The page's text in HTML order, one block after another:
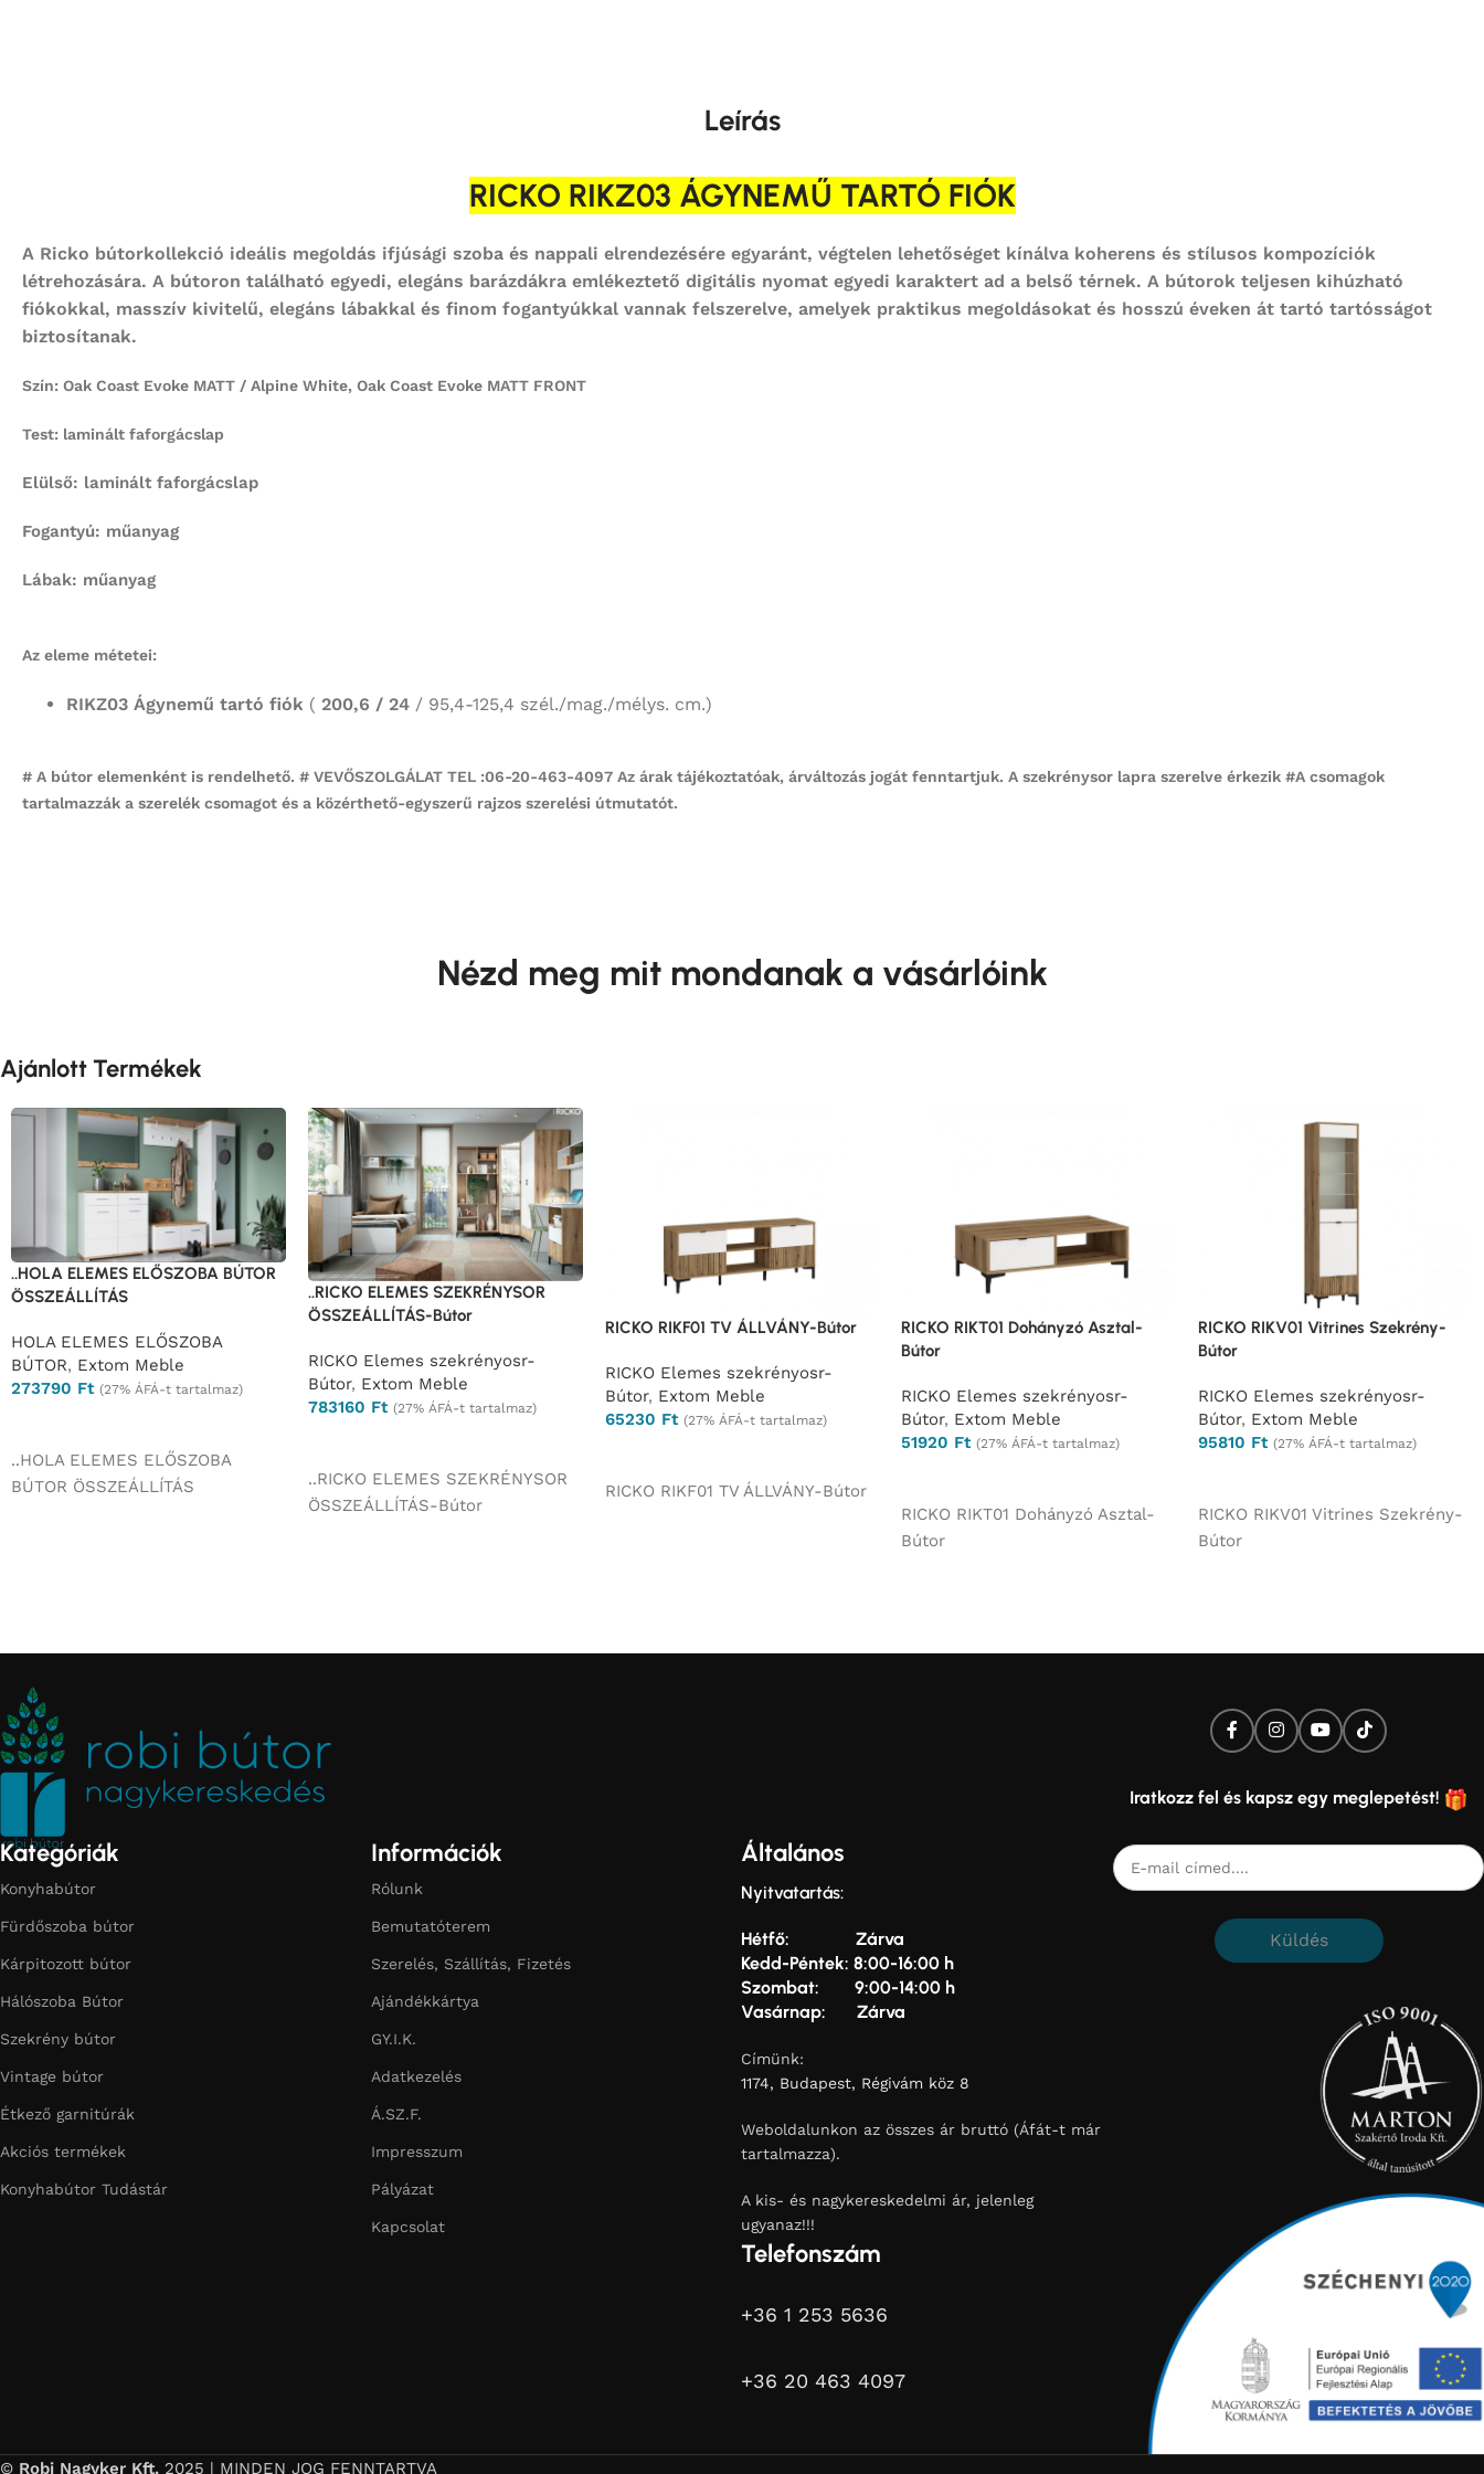
Leírás
RICKO RIKZ03 ÁGYNEMŰ TARTÓ FIÓK
A Ricko bútorkollekció ideális megoldás ifjúsági szoba és nappali elrendezésére egyaránt, végtelen lehetőséget kínálva koherens és stílusos kompozíciók
létrehozására. A bútoron található egyedi, elegáns barázdákra emlékeztető digitális nyomat egyedi karaktert ad a belső térnek. A bútorok teljesen kihúzható
fiókokkal, masszív kivitelű, elegáns lábakkal és finom fogantyúkkal vannak felszerelve, amelyek praktikus megoldásokat és hosszú éveken át tartó tartósságot
biztosítanak.
Szín: Oak Coast Evoke MATT / Alpine White, Oak Coast Evoke MATT FRONT
Test: laminált faforgácslap
Elülső: laminált faforgácslap
Fogantyú: műanyag
Lábak: műanyag
Az eleme métetei:
RIKZ03 Ágynemű tartó fiók ( 200,6 / 24 / 95,4-125,4 szél./mag./mélys. cm.)
# A bútor elemenként is rendelhető. # VEVŐSZOLGÁLAT TEL :06-20-463-4097 Az árak tájékoztatóak, árváltozás jogát fenntartjuk. A szekrénysor lapra szerelve érkezik #A csomagok
tartalmazzák a szerelék csomagot és a közérthető-egyszerű rajzos szerelési útmutatót.
Nézd meg mit mondanak a vásárlóink
Ajánlott Termékek
..HOLA ELEMES ELŐSZOBA BÚTOR
ÖSSZEÁLLÍTÁS
HOLA ELEMES ELŐSZOBA
BÚTOR, Extom Meble
273790 Ft (27% ÁFÁ-t tartalmaz)
..HOLA ELEMES ELŐSZOBA
BÚTOR ÖSSZEÁLLÍTÁS
..RICKO ELEMES SZEKRÉNYSOR
ÖSSZEÁLLÍTÁS-Bútor
RICKO Elemes szekrényosr-
Bútor, Extom Meble
783160 Ft (27% ÁFÁ-t tartalmaz)
..RICKO ELEMES SZEKRÉNYSOR
ÖSSZEÁLLÍTÁS-Bútor
RICKO RIKF01 TV ÁLLVÁNY-Bútor
RICKO Elemes szekrényosr-
Bútor, Extom Meble
65230 Ft (27% ÁFÁ-t tartalmaz)
RICKO RIKF01 TV ÁLLVÁNY-Bútor
RICKO RIKT01 Dohányzó Asztal-
Bútor
RICKO Elemes szekrényosr-
Bútor, Extom Meble
51920 Ft (27% ÁFÁ-t tartalmaz)
RICKO RIKT01 Dohányzó Asztal-
Bútor
RICKO RIKV01 Vitrines Szekrény-
Bútor
RICKO Elemes szekrényosr-
Bútor, Extom Meble
95810 Ft (27% ÁFÁ-t tartalmaz)
RICKO RIKV01 Vitrines Szekrény-
Bútor
Kategóriák
Konyhabútor
Fürdőszoba bútor
Kárpitozott bútor
Hálószoba Bútor
Szekrény bútor
Vintage bútor
Étkező garnitúrák
Akciós termékek
Konyhabútor Tudástár
Információk
Rólunk
Bemutatóterem
Szerelés, Szállítás, Fizetés
Ajándékkártya
GY.I.K.
Adatkezelés
Á.SZ.F.
Impresszum
Pályázat
Kapcsolat
Általános
Nyitvatartás:
Hétfő: Zárva
Kedd-Péntek: 8:00-16:00 h
Szombat: 9:00-14:00 h
Vasárnap: Zárva
Címünk:
1174, Budapest, Régivám köz 8
Weboldalunkon az összes ár bruttó (Áfát-t már
tartalmazza).
A kis- és nagykereskedelmi ár, jelenleg
ugyanaz!!!
Telefonszám
+36 1 253 5636
+36 20 463 4097
Iratkozz fel és kapsz egy meglepetést!
Küldés
© Robi Nagyker Kft. 2025 | MINDEN JOG FENNTARTVA